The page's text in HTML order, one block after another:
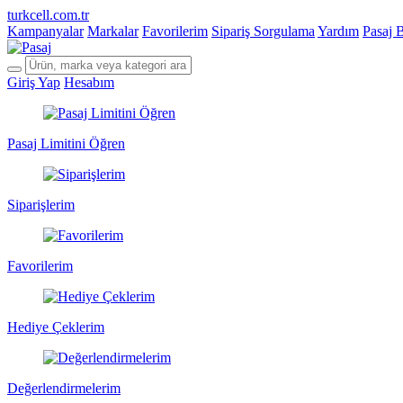
turkcell.com.tr
Kampanyalar Markalar Favorilerim Sipariş Sorgulama Yardım Pasaj
Giriş Yap Hesabım
Pasaj Limitini Öğren
Siparişlerim
Favorilerim
Hediye Çeklerim
Değerlendirmelerim